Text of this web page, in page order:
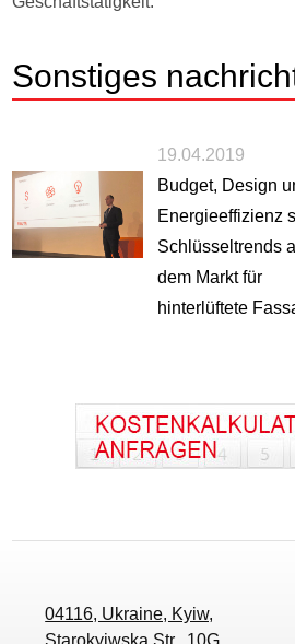
Sonstiges
19.04.2019
Budget, Design
Energieeffizienz
Schlüsseltrends
dem Markt für
hinterlüftete
04116, Ukraine, Kyiw,
Starokyiwska Str., 10G,